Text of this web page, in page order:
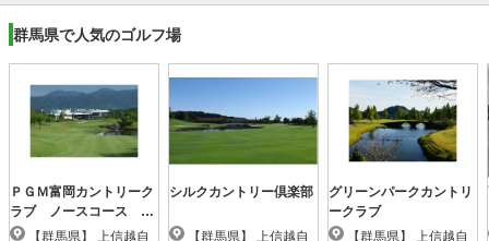
群馬県で人気のゴルフ場
ＰＧＭ富岡カントリーク
ラブ ノースコース
【ＰＧＭ】
シルクカントリー倶楽部
グリーンパークカントリ
ークラブ